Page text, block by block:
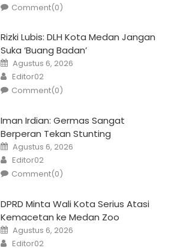
Comment(0)
Rizki Lubis: DLH Kota Medan Jangan
Suka ‘Buang Badan’
Posted
on
Agustus 6, 2026
Author
Editor02
Comment(0)
Iman Irdian: Germas Sangat
Berperan Tekan Stunting
Posted
on
Agustus 6, 2026
Author
Editor02
Comment(0)
DPRD Minta Wali Kota Serius Atasi
Kemacetan ke Medan Zoo
Posted
on
Agustus 6, 2026
Author
Editor02